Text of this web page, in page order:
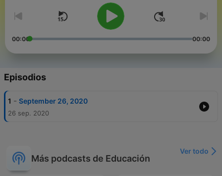
00:00 00:00
Episodios
1 - September 26, 2020
26 sep. 2020
Más podcasts de Educación
Ver todo